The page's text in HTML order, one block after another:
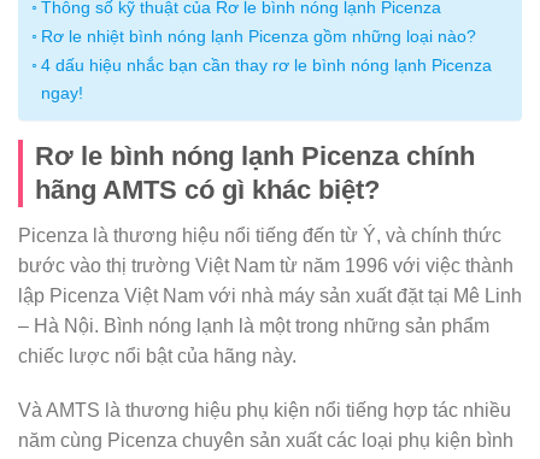
Thông số kỹ thuật của Rơ le bình nóng lạnh Picenza
Rơ le nhiệt bình nóng lạnh Picenza gồm những loại nào?
4 dấu hiệu nhắc bạn cần thay rơ le bình nóng lạnh Picenza
ngay!
Rơ le bình nóng lạnh Picenza chính
hãng AMTS có gì khác biệt?
Picenza là thương hiệu nổi tiếng đến từ Ý, và chính thức
bước vào thị trường Việt Nam từ năm 1996 với việc thành
lập Picenza Việt Nam với nhà máy sản xuất đặt tại Mê Linh
– Hà Nội. Bình nóng lạnh là một trong những sản phẩm
chiếc lược nổi bật của hãng này.
Và AMTS là thương hiệu phụ kiện nổi tiếng hợp tác nhiều
năm cùng Picenza chuyên sản xuất các loại phụ kiện bình